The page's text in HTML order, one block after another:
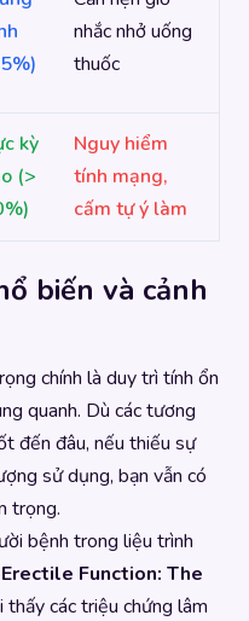
nhắc nhở uống
thuốc
kỳ
(>
Nguy hiểm
tính mạng,
cấm tự ý làm
biến và cảnh
chính là duy trì tính ổn
quanh. Dù các tương
đến đâu, nếu thiếu sự
sử dụng, bạn vẫn có
trọng.
bệnh trong liệu trình
Function: The
thấy các triệu chứng lâm